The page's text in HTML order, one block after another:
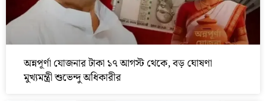
অন্নপূর্ণা যোজনার টাকা ১৭ আগস্ট থেকে, বড় ঘোষণা
মুখ্যমন্ত্রী শুভেন্দু অধিকারীর